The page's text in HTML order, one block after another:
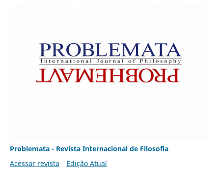
Problemata - Revista Internacional de Filosofia
Acessar revista
Edição Atual